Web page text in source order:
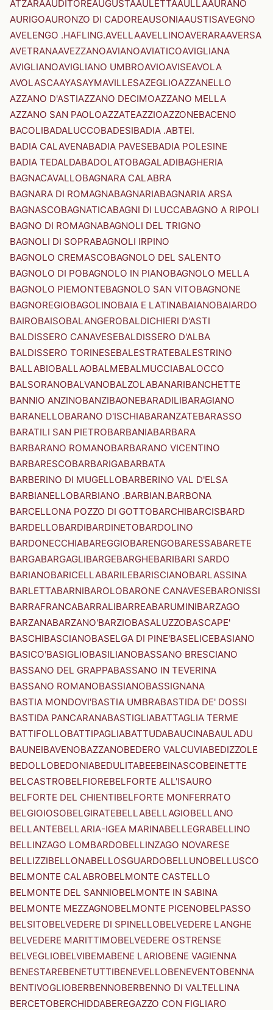
ATZARAAUDITOREAUGUSTAAULETTAAULLAAURANO
AURIGOAURONZO DI CADOREAUSONIAAUSTISAVEGNO
AVELENGO .HAFLING.AVELLAAVELLINOAVERARAAVERSA
AVETRANAAVEZZANOAVIANOAVIATICOAVIGLIANA
AVIGLIANOAVIGLIANO UMBROAVIOAVISEAVOLA
AVOLASCAAYASAYMAVILLESAZEGLIOAZZANELLO
AZZANO D'ASTIAZZANO DECIMOAZZANO MELLA
AZZANO SAN PAOLOAZZATEAZZIOAZZONEBACENO
BACOLIBADALUCCOBADESIBADIA .ABTEI.
BADIA CALAVENABADIA PAVESEBADIA POLESINE
BADIA TEDALDABADOLATOBAGALADIBAGHERIA
BAGNACAVALLOBAGNARA CALABRA
BAGNARA DI ROMAGNABAGNARIABAGNARIA ARSA
BAGNASCOBAGNATICABAGNI DI LUCCABAGNO A RIPOLI
BAGNO DI ROMAGNABAGNOLI DEL TRIGNO
BAGNOLI DI SOPRABAGNOLI IRPINO
BAGNOLO CREMASCOBAGNOLO DEL SALENTO
BAGNOLO DI POBAGNOLO IN PIANOBAGNOLO MELLA
BAGNOLO PIEMONTEBAGNOLO SAN VITOBAGNONE
BAGNOREGIOBAGOLINOBAIA E LATINABAIANOBAIARDO
BAIROBAISOBALANGEROBALDICHIERI D'ASTI
BALDISSERO CANAVESEBALDISSERO D'ALBA
BALDISSERO TORINESEBALESTRATEBALESTRINO
BALLABIOBALLAOBALMEBALMUCCIABALOCCO
BALSORANOBALVANOBALZOLABANARIBANCHETTE
BANNIO ANZINOBANZIBAONEBARADILIBARAGIANO
BARANELLOBARANO D'ISCHIABARANZATEBARASSO
BARATILI SAN PIETROBARBANIABARBARA
BARBARANO ROMANOBARBARANO VICENTINO
BARBARESCOBARBARIGABARBATA
BARBERINO DI MUGELLOBARBERINO VAL D'ELSA
BARBIANELLOBARBIANO .BARBIAN.BARBONA
BARCELLONA POZZO DI GOTTOBARCHIBARCISBARD
BARDELLOBARDIBARDINETOBARDOLINO
BARDONECCHIABAREGGIOBARENGOBARESSABARETE
BARGABARGAGLIBARGEBARGHEBARIBARI SARDO
BARIANOBARICELLABARILEBARISCIANOBARLASSINA
BARLETTABARNIBAROLOBARONE CANAVESEBARONISSI
BARRAFRANCABARRALIBARREABARUMINIBARZAGO
BARZANABARZANO'BARZIOBASALUZZOBASCAPE'
BASCHIBASCIANOBASELGA DI PINE'BASELICEBASIANO
BASICO'BASIGLIOBASILIANOBASSANO BRESCIANO
BASSANO DEL GRAPPABASSANO IN TEVERINA
BASSANO ROMANOBASSIANOBASSIGNANA
BASTIA MONDOVI'BASTIA UMBRABASTIDA DE' DOSSI
BASTIDA PANCARANABASTIGLIABATTAGLIA TERME
BATTIFOLLOBATTIPAGLIABATTUDABAUCINABAULADU
BAUNEIBAVENOBAZZANOBEDERO VALCUVIABEDIZZOLE
BEDOLLOBEDONIABEDULITABEEBEINASCOBEINETTE
BELCASTROBELFIOREBELFORTE ALL'ISAURO
BELFORTE DEL CHIENTIBELFORTE MONFERRATO
BELGIOIOSOBELGIRATEBELLABELLAGIOBELLANO
BELLANTEBELLARIA-IGEA MARINABELLEGRABELLINO
BELLINZAGO LOMBARDOBELLINZAGO NOVARESE
BELLIZZIBELLONABELLOSGUARDOBELLUNOBELLUSCO
BELMONTE CALABROBELMONTE CASTELLO
BELMONTE DEL SANNIOBELMONTE IN SABINA
BELMONTE MEZZAGNOBELMONTE PICENOBELPASSO
BELSITOBELVEDERE DI SPINELLOBELVEDERE LANGHE
BELVEDERE MARITTIMOBELVEDERE OSTRENSE
BELVEGLIOBELVIBEMABENE LARIOBENE VAGIENNA
BENESTAREBENETUTTIBENEVELLOBENEVENTOBENNA
BENTIVOGLIOBERBENNOBERBENNO DI VALTELLINA
BERCETOBERCHIDDABEREGAZZO CON FIGLIARO